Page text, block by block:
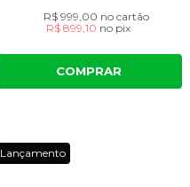
R$ 999,00 no cartão
R$ 899,10 no pix
COMPRAR
Lançamento